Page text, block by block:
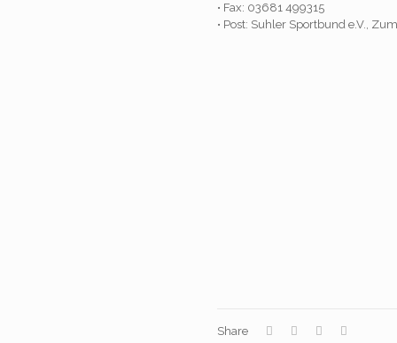
• Fax: 03681 499315
• Post: Suhler Sportbund e.V.,
Share